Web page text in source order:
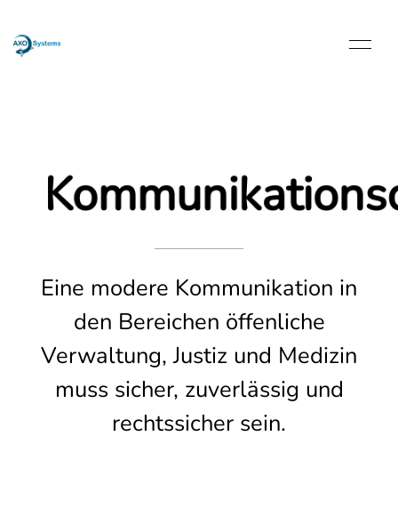
Eine modere Kommunikation in
den Bereichen öffenliche
Verwaltung, Justiz und Medizin
muss sicher, zuverlässig und
rechtssicher sein.